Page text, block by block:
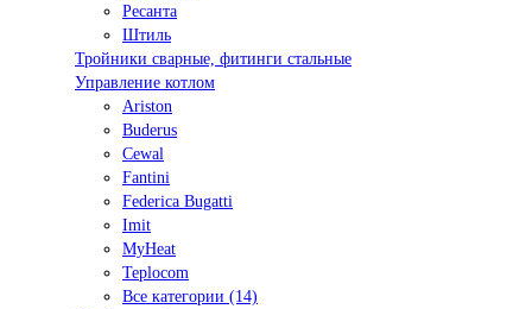
Ресанта
Штиль
Тройники сварные, фитинги стальные
Управление котлом
Ariston
Buderus
Cewal
Fantini
Federica Bugatti
Imit
MyHeat
Teplocom
Все категории (14)